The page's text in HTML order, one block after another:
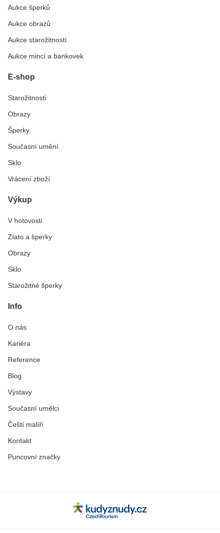
Aukce šperků
Aukce obrazů
Aukce starožitností
Aukce mincí a bankovek
E-shop
Starožitnosti
Obrazy
Šperky
Současní umění
Sklo
Vrácení zboží
Výkup
V hotovosti
Zlato a šperky
Obrazy
Sklo
Starožitné šperky
Info
O nás
Kariéra
Reference
Blog
Výstavy
Současní umělci
Čeští malíři
Kontakt
Puncovní značky